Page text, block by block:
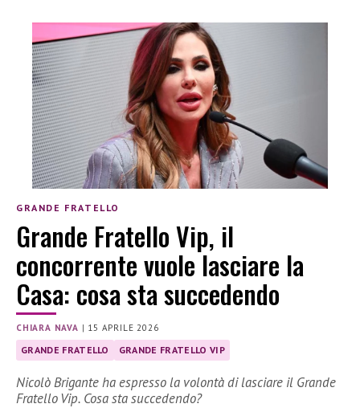
GRANDE FRATELLO
Grande Fratello Vip, il
concorrente vuole lasciare la
Casa: cosa sta succedendo
CHIARA NAVA | 15 APRILE 2026
GRANDE FRATELLO GRANDE FRATELLO VIP
Nicolò Brigante ha espresso la volontà di lasciare il Grande
Fratello Vip. Cosa sta succedendo?